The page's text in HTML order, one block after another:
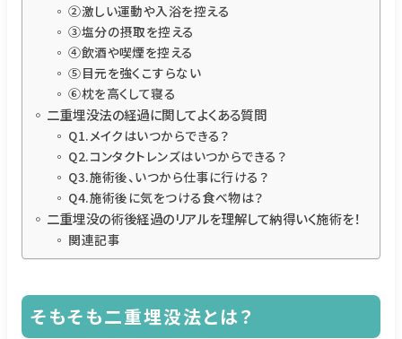
②激しい運動や入浴を控える
③塩分の摂取を控える
④飲酒や喫煙を控える
⑤目元を強くこすらない
⑥枕を高くして寝る
二重埋没法の経過に関してよくある質問
Q1.メイクはいつからできる？
Q2.コンタクトレンズはいつからできる？
Q3.施術後、いつから仕事に行ける？
Q4.施術後に気をつける食べ物は？
二重埋没の術後経過のリアルを理解して納得いく施術を！
関連記事
そもそも二重埋没法とは？